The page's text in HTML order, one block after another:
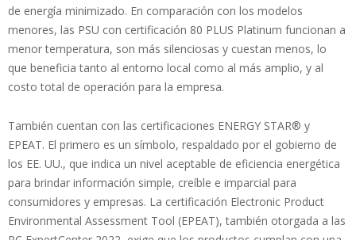
de energía minimizado. En comparación con los modelos
menores, las PSU con certificación 80 PLUS Platinum funcionan a
menor temperatura, son más silenciosas y cuestan menos, lo
que beneficia tanto al entorno local como al más amplio, y al
costo total de operación para la empresa.
También cuentan con las certificaciones ENERGY STAR® y
EPEAT. El primero es un símbolo, respaldado por el gobierno de
los EE. UU., que indica un nivel aceptable de eficiencia energética
para brindar información simple, creíble e imparcial para
consumidores y empresas. La certificación Electronic Product
Environmental Assessment Tool (EPEAT), también otorgada a las